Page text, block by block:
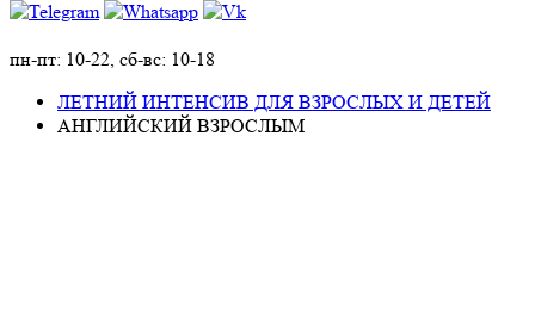
пн-пт: 10-22, сб-вс: 10-18
ЛЕТНИЙ ИНТЕНСИВ ДЛЯ ВЗРОСЛЫХ И ДЕТЕЙ
АНГЛИЙСКИЙ ВЗРОСЛЫМ